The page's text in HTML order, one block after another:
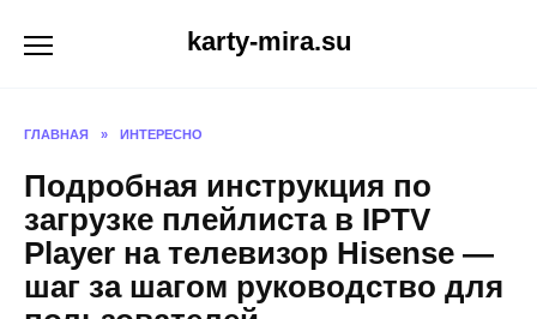
karty-mira.su
ГЛАВНАЯ » ИНТЕРЕСНО
Подробная инструкция по
загрузке плейлиста в IPTV
Player на телевизор Hisense —
шаг за шагом руководство для